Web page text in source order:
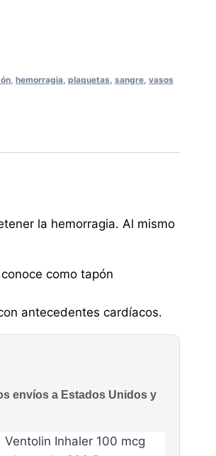
, hemorragia, plaquetas sangre, vasos
la hemorragia. Al mismo
como tapón
antecedentes cardíacos.
envíos a Estados Unidos y